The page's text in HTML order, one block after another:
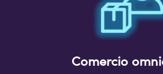
Comercio